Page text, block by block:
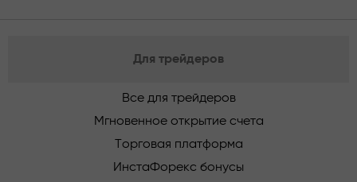
Для трейдеров
Все для трейдеров
Мгновенное открытие счета
Торговая платформа
ИнстаФорекс бонусы